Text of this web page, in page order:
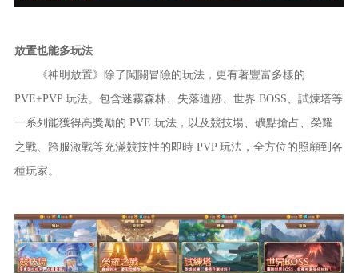
放置也能多玩法
《神明放置》除了闖關冒險的玩法，更有著豐富多樣的
PVE+PVP 玩法。包含迷霧森林、失落遺跡、世界 BOSS、試煉塔等
一系列能獲得高獎勵的 PVE 玩法，以及競技場、礦點搶占、榮耀
之戰、跨服激戰等充滿競技性的即時 PVP 玩法，全方位的照顧到各
種玩家。